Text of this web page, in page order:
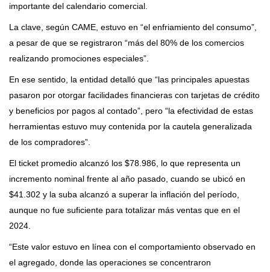
importante del calendario comercial.
La clave, según CAME, estuvo en “el enfriamiento del consumo”,
a pesar de que se registraron “más del 80% de los comercios
realizando promociones especiales”.
En ese sentido, la entidad detalló que “las principales apuestas
pasaron por otorgar facilidades financieras con tarjetas de crédito
y beneficios por pagos al contado”, pero “la efectividad de estas
herramientas estuvo muy contenida por la cautela generalizada
de los compradores”.
El ticket promedio alcanzó los $78.986, lo que representa un
incremento nominal frente al año pasado, cuando se ubicó en
$41.302 y la suba alcanzó a superar la inflación del período,
aunque no fue suficiente para totalizar más ventas que en el
2024.
“Este valor estuvo en línea con el comportamiento observado en
el agregado, donde las operaciones se concentraron